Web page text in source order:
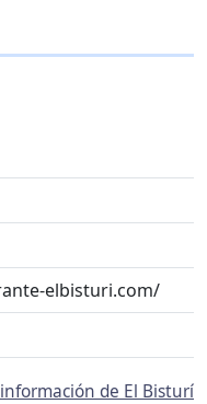
elbisturi.com/
de El Bisturí